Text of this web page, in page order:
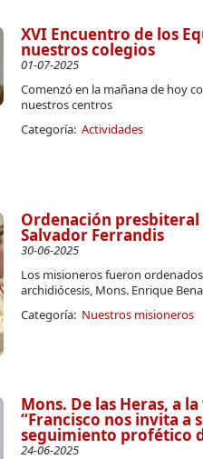
XVI Encuentro de los
nuestros colegios
01-07-2025
Comenzó en la mañana de hoy
nuestros centros
Categoría: Actividades
Ordenación
Salvador Ferrandis
30-06-2025
Los misioneros fueron
archidiócesis, Mons. Enrique
Categoría: Nuestros misioneros
Mons. De las Heras, a
“Francisco nos invita a
seguimiento profético
24-06-2025